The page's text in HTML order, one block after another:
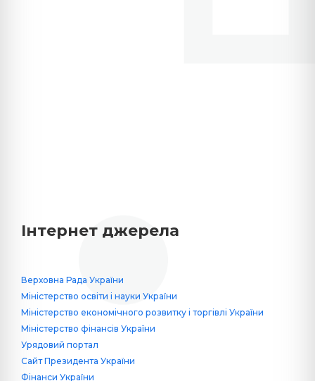
Інтернет джерела
Верховна Рада України
Міністерство освіти і науки України
Міністерство економічного розвитку і торгівлі України
Міністерство фінансів України
Урядовий портал
Сайт Президента України
Фінанси України